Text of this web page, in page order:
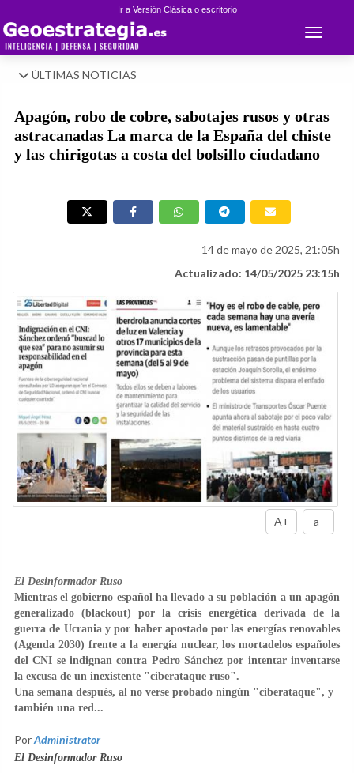
Ir a Versión Clásica o escritorio
Toggle
ÚLTIMAS NOTICIAS
Apagón, robo de cobre, sabotajes rusos y otras
astracanadas La marca de la España del chiste
y las chirigotas a costa del bolsillo ciudadano
14 de mayo de 2025, 21:05h
Actualizado: 14/05/2025 23:15h
A+ a-
El Desinformador Ruso
Mientras el gobierno español ha llevado a su población a un apagón
generalizado (blackout) por la crisis energética derivada de la
guerra de Ucrania y por haber apostado por las energías renovables
(Agenda 2030) frente a la energía nuclear, los mortadelos españoles
del CNI se indignan contra Pedro Sánchez por intentar inventarse
la excusa de un inexistente "ciberataque ruso".
Una semana después, al no verse probado ningún "ciberataque", y
también una red...
PorAdministrator
El Desinformador Ruso